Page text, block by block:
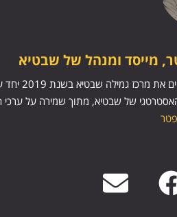
מייסד ומנהל של שבטיא
ליאור
האסטרטגי של שבטיא, מתוך שמירה על